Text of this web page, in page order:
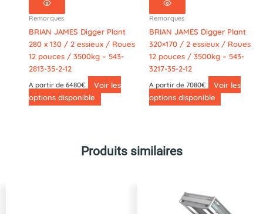
Remorques
BRIAN JAMES Digger Plant
280 x 130 / 2 essieux / Roues
12 pouces / 3500kg – 543-
2813-35-2-12
A partir de 6480€
Voir les
options disponible
Remorques
BRIAN JAMES Digger Plant
320×170 / 2 essieux / Roues
12 pouces / 3500kg – 543-
3217-35-2-12
A partir de 7080€
Voir les
options disponible
Produits similaires